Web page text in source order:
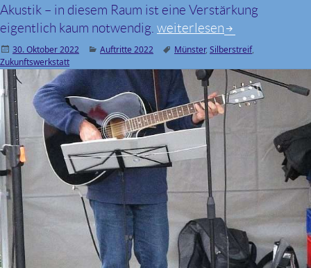
Akustik – in diesem Raum ist eine Verstärkung
eigentlich kaum notwendig. 29. Oktober 2022,
weiterlesen
Veröffentlicht
am
30. Oktober 2022 Kategorien
Auftritte 2022 Schlagwörter
Münster, Silberstreif,
Zukunftswerkstatt